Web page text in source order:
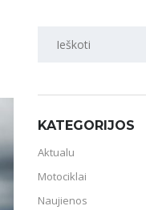
PAIEŠKA
KATEGORIJOS
Aktualu
Motociklai
Naujienos